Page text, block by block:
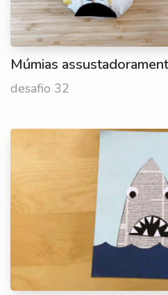
Múmias
desafio 32